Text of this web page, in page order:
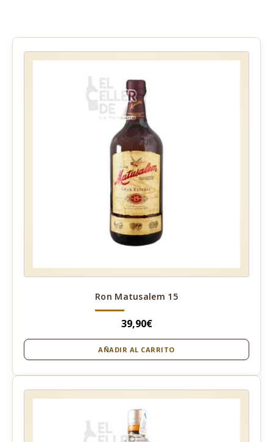
Ron Matusalem 15
39,90€
AÑADIR AL CARRITO